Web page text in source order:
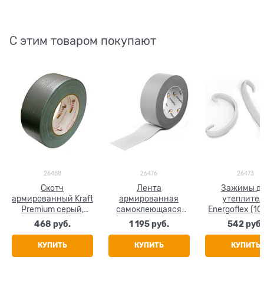
С этим товаром покупают
26488
Скотч
армированный Kraft
Premium серый,
ширина 50 мм
468 руб.
КУПИТЬ
26476
Лента
армированная
самоклеющаяся
Energoflex 48 мм х
50 м (серая)
1 195 руб.
КУПИТЬ
26473
Зажимы
Energoflex
542 руб.
КУПИТЬ